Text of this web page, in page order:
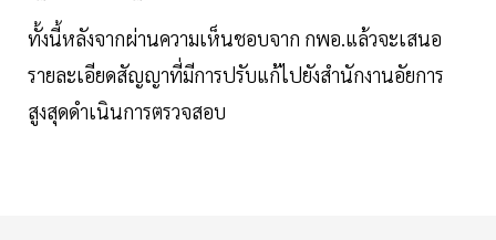
ทั้งนี้หลังจากผ่านความเห็นชอบจาก กพอ.แล้วจะเสนอ
รายละเอียดสัญญาที่มีการปรับแก้ไปยังสำนักงานอัยการ
สูงสุดดำเนินการตรวจสอบ